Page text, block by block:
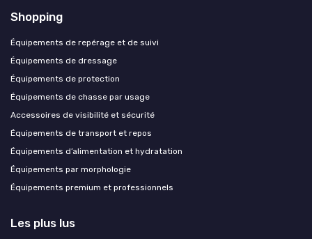
Shopping
Équipements de repérage et de suivi
Équipements de dressage
Équipements de protection
Équipements de chasse par usage
Accessoires de visibilité et sécurité
Équipements de transport et repos
Équipements d’alimentation et hydratation
Équipements par morphologie
Équipements premium et professionnels
Les plus lus